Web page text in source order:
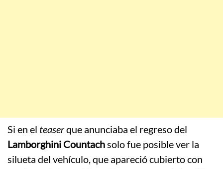
Si en el teaserque anunciaba el regreso del
Lamborghini Countachsolo fue posible ver la
silueta del vehículo, que apareció cubierto con